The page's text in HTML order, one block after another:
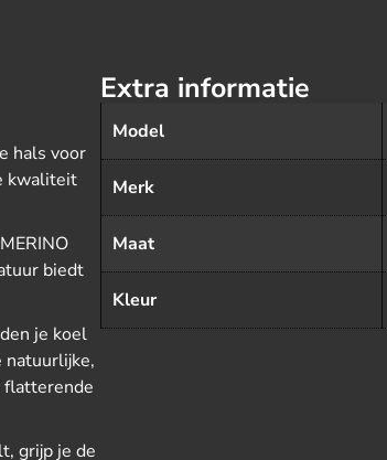
hals voor
kwaliteit
biedt
je koel
natuurlijke,
flatterende
grijp je de
Extra informatie
Model
Merk
Maat
Kleur